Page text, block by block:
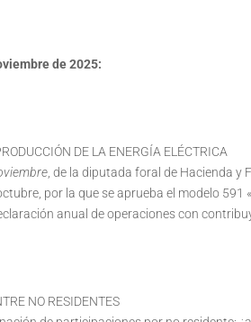
de 2025:
DE LA ENERGÍA ELÉCTRICA
, de la diputada foral de Hacienda y
por la que se aprueba el modelo 591
anual de operaciones con
NO RESIDENTES